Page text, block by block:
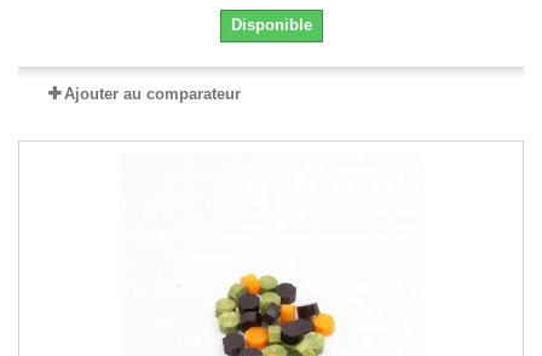
Disponible
Ajouter au comparateur